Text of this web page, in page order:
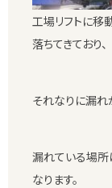
工場リフトに移
落ちてきており、
それなりに漏れ
漏れている場所
なります。